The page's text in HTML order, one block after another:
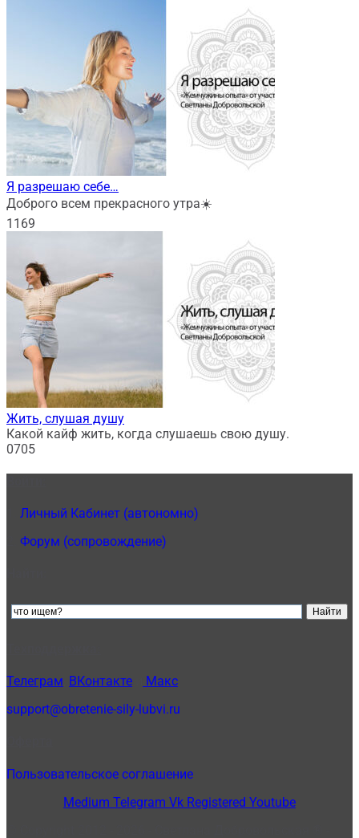
Я разрешаю себе…
Доброго всем прекрасного утра☀️
1 169
Жить, слушая душу
Какой кайф жить, когда слушаешь свою душу.
0705
Личный Кабинет (автономно)
Форум (сопровождение)
Телеграм ВКонтакте
Макс
support@obretenie-sily-lubvi.ru
Пользовательское соглашение
Medium Telegram Vk Registered Youtube